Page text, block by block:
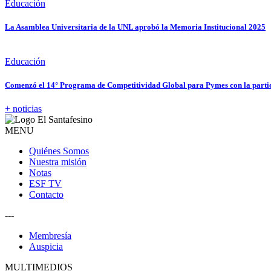
Educación
La Asamblea Universitaria de la UNL aprobó la Memoria Institucional 2025
Educación
Comenzó el 14° Programa de Competitividad Global para Pymes con la
+ noticias
MENU
Quiénes Somos
Nuestra misión
Notas
ESF TV
Contacto
---
Membresía
Auspicia
MULTIMEDIOS